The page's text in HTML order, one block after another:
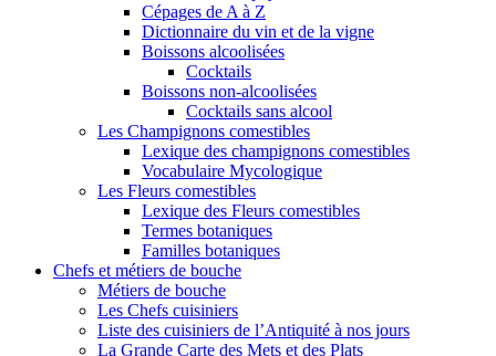
Cépages de A à Z
Dictionnaire du vin et de la vigne
Boissons alcoolisées
Cocktails
Boissons non-alcoolisées
Cocktails sans alcool
Les Champignons comestibles
Lexique des champignons comestibles
Vocabulaire Mycologique
Les Fleurs comestibles
Lexique des Fleurs comestibles
Termes botaniques
Familles botaniques
Chefs et métiers de bouche
Métiers de bouche
Les Chefs cuisiniers
Liste des cuisiniers de l’Antiquité à nos jours
La Grande Carte des Mets et des Plats